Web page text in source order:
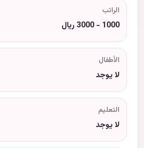
الراتب
1000 - 3000 ريال
الأطفال
لا يوجد
التعليم
لا يوجد